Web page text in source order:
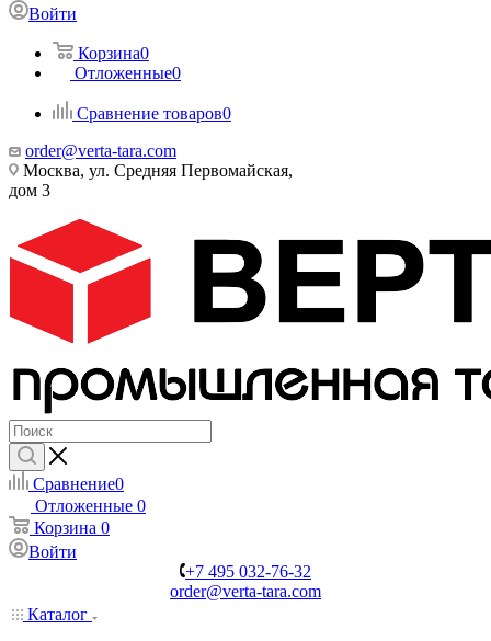
Войти
Корзина0
Отложенные0
Сравнение товаров0
order@verta-tara.com
Москва, ул. Средняя Первомайская,
дом 3
Сравнение0
Отложенные 0
Корзина 0
Войти
+7 495 032-76-32
order@verta-tara.com
Каталог